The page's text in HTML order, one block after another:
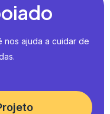
nos ajuda a cuidar de